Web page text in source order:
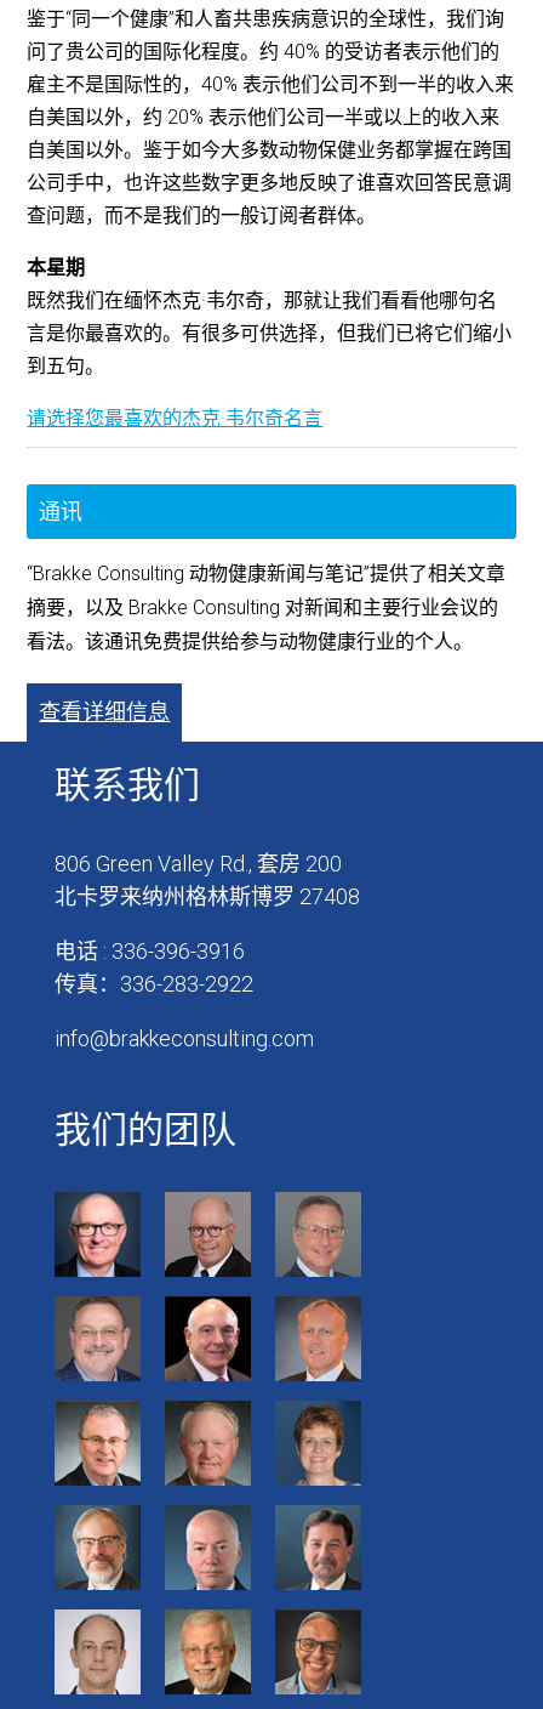
鉴于“同一个健康”和人畜共患疾病意识的全球性，我们询
问了贵公司的国际化程度。约 40% 的受访者表示他们的
雇主不是国际性的，40% 表示他们公司不到一半的收入来
自美国以外，约 20% 表示他们公司一半或以上的收入来
自美国以外。鉴于如今大多数动物保健业务都掌握在跨国
公司手中，也许这些数字更多地反映了谁喜欢回答民意调
查问题，而不是我们的一般订阅者群体。
本星期
既然我们在缅怀杰克·韦尔奇，那就让我们看看他哪句名
言是你最喜欢的。有很多可供选择，但我们已将它们缩小
到五句。
请选择您最喜欢的杰克·韦尔奇名言.
通讯
“Brakke Consulting 动物健康新闻与笔记”提供了相关文章
摘要，以及 Brakke Consulting 对新闻和主要行业会议的
看法。该通讯免费提供给参与动物健康行业的个人。
查看详细信息
联系我们
806 Green Valley Rd., 套房 200
北卡罗来纳州格林斯博罗 27408
电话 : 336-396-3916
传真：336-283-2922
info@brakkeconsulting.com
我们的团队